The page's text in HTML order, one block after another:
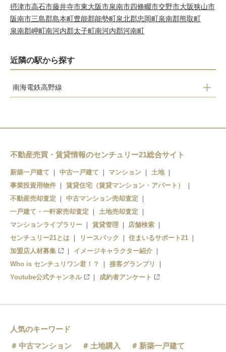
摂津市高石市藤井寺市東大阪市泉南市四條畷市交野市大阪狭山市
阪南市三島郡島本町豊能郡能勢町泉北郡忠岡町泉南郡熊取町
泉南郡岬町南河内郡太子町南河内郡河南町
近隣の駅から探す
南海電鉄高野線
千早口
不動産売買・賃貸情報のセンチュリー21総合サイト
新築一戸建て 中古一戸建て マンション
土地
事業投資用物件
賃貸住宅（賃貸マンション・アパート）
不動産売却査定
中古マンション売却査定
一戸建て・一軒家売却査定
土地売却査定
マンションライブラリー
賃貸管理
店舗検索
センチュリー21とは
リースバック
住まいるサポート21
加盟店人材募集
イメージキャラクター紹介
Who is センチュリワン君！？
接客グランプリ
Youtube公式チャンネル
成約者アンケート
人気のキーワード
中古マンション
土地購入
新築一戸建て